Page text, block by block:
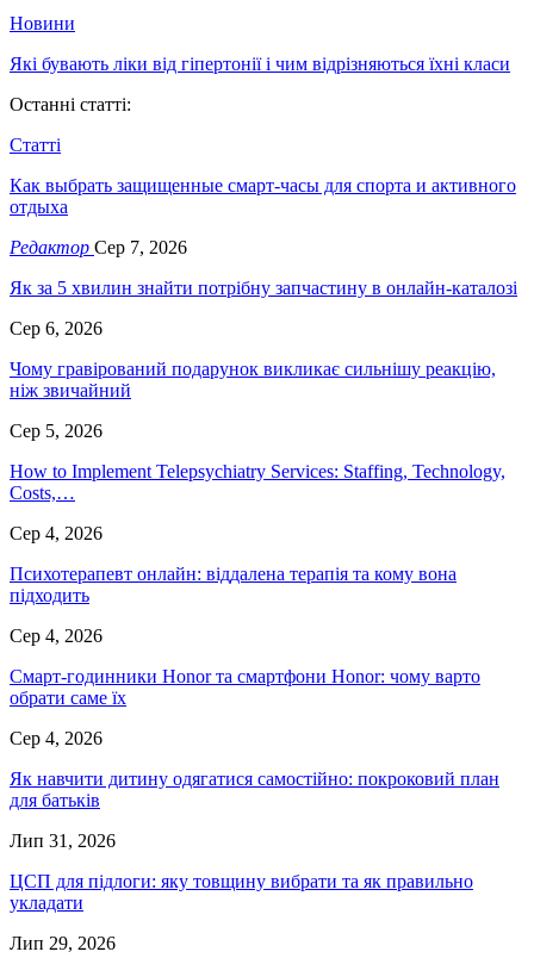
Новини
Які бувають ліки від гіпертонії і чим відрізняються їхні класи
Останні статті:
Статті
Как выбрать защищенные смарт-часы для спорта и активного
отдыха
Редактор Сер 7, 2026
Як за 5 хвилин знайти потрібну запчастину в онлайн-каталозі
Сер 6, 2026
Чому гравірований подарунок викликає сильнішу реакцію,
ніж звичайний
Сер 5, 2026
How to Implement Telepsychiatry Services: Staffing, Technology,
Costs,…
Сер 4, 2026
Психотерапевт онлайн: віддалена терапія та кому вона
підходить
Сер 4, 2026
Смарт-годинники Honor та смартфони Honor: чому варто
обрати саме їх
Сер 4, 2026
Як навчити дитину одягатися самостійно: покроковий план
для батьків
Лип 31, 2026
ЦСП для підлоги: яку товщину вибрати та як правильно
укладати
Лип 29, 2026